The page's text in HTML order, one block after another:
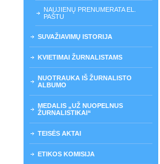
NAUJIENŲ PRENUMERATA EL.
PAŠTU
SUVAŽIAVIMŲ ISTORIJA
KVIETIMAI ŽURNALISTAMS
NUOTRAUKA IŠ ŽURNALISTO
ALBUMO
MEDALIS „UŽ NUOPELNUS
ŽURNALISTIKAI“
TEISĖS AKTAI
ETIKOS KOMISIJA